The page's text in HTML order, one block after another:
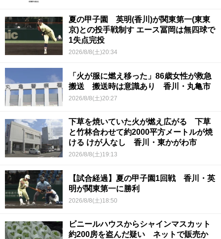
夏の甲子園 英明(香川)が関東第一(東東
京)との投手戦制す エース冨岡は無四球で
1失点完投
2026/8/8(土)20:34
「火が服に燃え移った」86歳女性が救急
搬送 搬送時は意識あり 香川・丸亀市
2026/8/8(土)20:27
下草を焼いていた火が燃え広がる 下草
と竹林合わせて約2000平方メートルが焼
ける けが人なし 香川・東かがわ市
2026/8/8(土)19:13
【試合経過】夏の甲子園1回戦 香川・英
明が関東第一に勝利
2026/8/8(土)18:50
ビニールハウスからシャインマスカット
約200房を盗んだ疑い ネットで販売か